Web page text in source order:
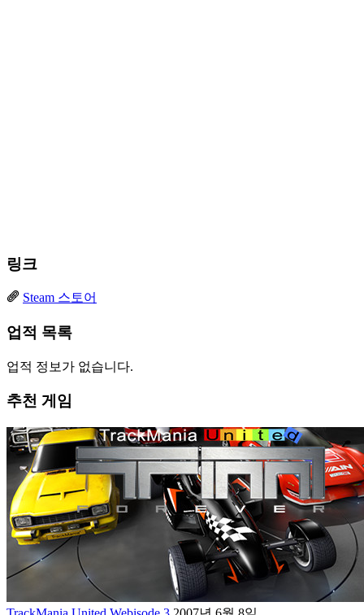
링크
Steam 스토어
업적 목록
업적 정보가 없습니다.
추천 게임